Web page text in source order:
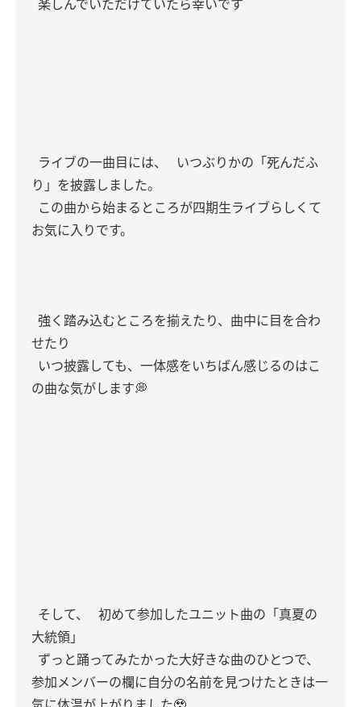
楽しんでいただけていたら幸いです
ライブの一曲目には、
いつぶりかの「死んだふ
り」を披露しました。
この曲から始まるところが四期生ライブらしくて
お気に入りです。
強く踏み込むところを揃えたり、曲中に目を合わ
せたり
いつ披露しても、一体感をいちばん感じるのはこ
の曲な気がします💭
そして、
初めて参加したユニット曲の「真夏の
大統領」
ずっと踊ってみたかった大好きな曲のひとつで、
参加メンバーの欄に自分の名前を見つけたときは一